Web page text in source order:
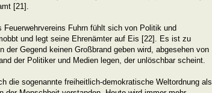
[21].
Feuerwehrvereins Fuhrn fühlt sich von Politik und
und legt seine Ehrenämter auf Eis [22]. Es ist zu
der Gegend keinen Großbrand geben wird, abgesehen von
der Politiker und Medien legen, der unlöschbar scheint.
die sogenannte freiheitlich-demokratische Weltordnung als